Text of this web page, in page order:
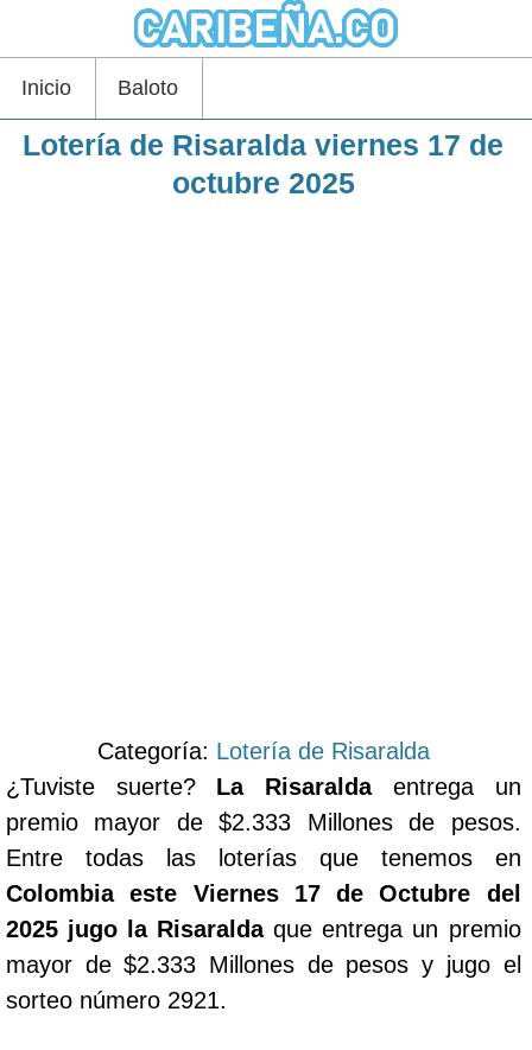
Inicio Baloto
Lotería de Risaralda viernes 17 de
octubre 2025
Categoría: Lotería de Risaralda
¿Tuviste suerte? La Risaraldaentrega un
premio mayor de $2.333 Millones de pesos.
Entre todas las loterías que tenemos en
Colombia este Viernes 17 de Octubre del
2025 jugo la Risaraldaque entrega un premio
mayor de $2.333 Millones de pesos y jugo el
sorteo número 2921.